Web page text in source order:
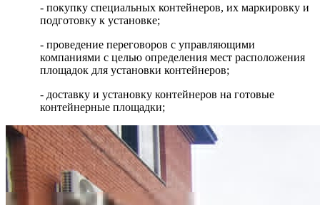
- покупку специальных контейнеров, их маркировку и
подготовку к установке;
- проведение переговоров с управляющими
компаниями с целью определения мест расположения
площадок для установки контейнеров;
- доставку и установку контейнеров на готовые
контейнерные площадки;